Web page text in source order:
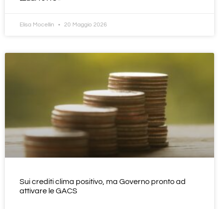
Elisa Mocellin 20 Maggio 2026
Sui crediti clima positivo, ma Governo pronto ad
attivare le GACS